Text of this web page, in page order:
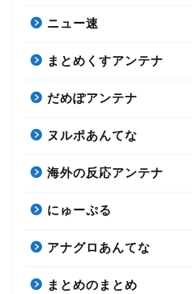
ニュー速
まとめくすアンテナ
だめぽアンテナ
ヌルポあんてな
海外の反応アンテナ
にゅーぷる
アナグロあんてな
まとめのまとめ